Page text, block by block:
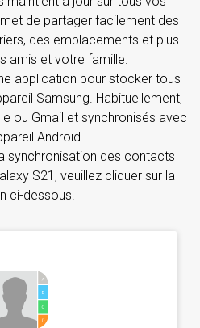
de partager facilement des
des emplacements et plus
amis et votre famille.
application pour stocker tous
Samsung. Habituellement,
ou Gmail et synchronisés avec
Android.
synchronisation des contacts
S21, veuillez cliquer sur la
ci-dessous.